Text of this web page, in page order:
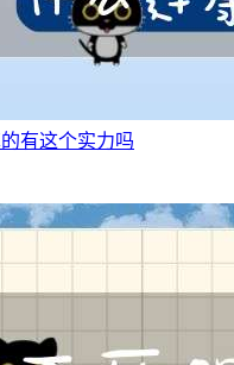
有这个实力吗